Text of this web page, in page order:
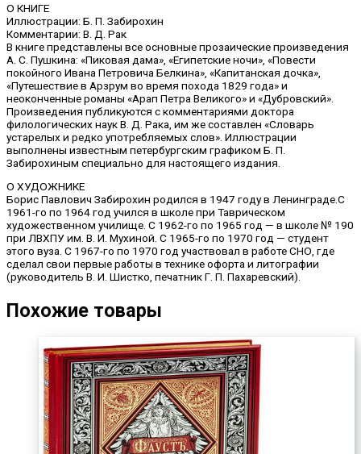
О КНИГЕ
Иллюстрации: Б. П. Забирохин
Комментарии: В. Д. Рак
В книге представлены все основные прозаические произведения
А. С. Пушкина: «Пиковая дама», «Египетские ночи», «Повести
покойного Ивана Петровича Белкина», «Капитанская дочка»,
«Путешествие в Арзрум во время похода 1829 года» и
неоконченные романы «Арап Петра Великого» и «Дубровский».
Произведения публикуются с комментариями доктора
филологических наук В. Д. Рака, им же составлен «Словарь
устарелых и редко употребляемых слов». Иллюстрации
выполнены известным петербургским графиком Б. П.
Забирохиным специально для настоящего издания.
О ХУДОЖНИКЕ
Борис Павлович Забирохин родился в 1947 году в Ленинграде.С
1961-го по 1964 год учился в школе при Таврическом
художественном училище. С 1962-го по 1965 год — в школе № 190
при ЛВХПУ им. В. И. Мухиной. С 1965-го по 1970 год — студент
этого вуза. С 1967-го по 1970 год участвовал в работе СНО, где
сделал свои первые работы в технике офорта и литографии
(руководитель В. И. Шистко, печатник Г. П. Пахаревский).
Похожие товары